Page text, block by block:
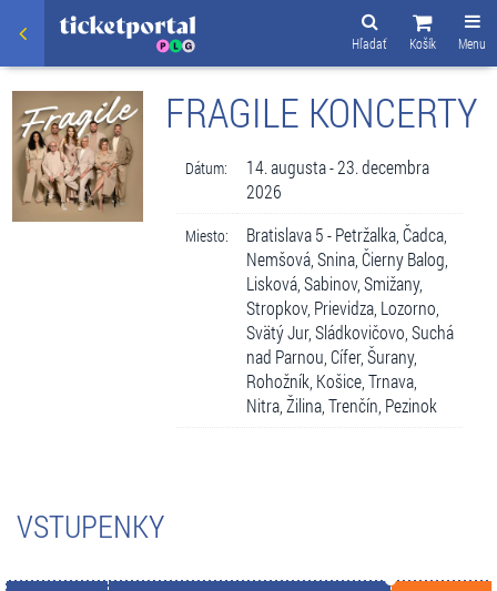
Menu
Košík
Hľadať
FRAGILE KONCERTY
Dátum:
14. augusta - 23. decembra
2026
Miesto:
Bratislava 5 - Petržalka, Čadca,
Nemšová, Snina, Čierny Balog,
Lisková, Sabinov, Smižany,
Stropkov, Prievidza, Lozorno,
Svätý Jur, Sládkovičovo, Suchá
nad Parnou, Cífer, Šurany,
Rohožník, Košice, Trnava,
Nitra, Žilina, Trenčín, Pezinok
VSTUPENKY